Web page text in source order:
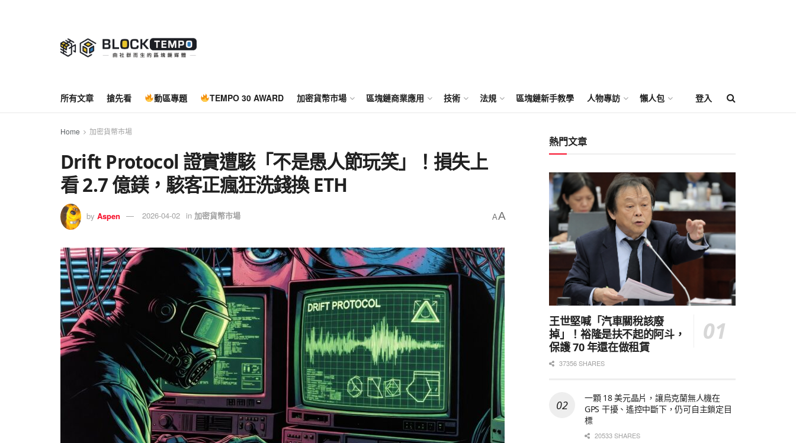
所有文章 搶先看 動區專題 TEMPO 30 AWARD 加密貨幣市場 區塊鏈商業應用 技術 法規 區塊鏈新手教學 人物專訪 懶人包 登入
Home 加密貨幣市場
Drift Protocol 證實遭駭「不是愚人節玩笑」！損失上
看 2.7 億鎂，駭客正瘋狂洗錢換 ETH
by Aspen 2026-04-02 in 加密貨幣市場 AA
熱門文章
王世堅喊「汽車關稅該廢
掉」！裕隆是扶不起的阿斗，
保護 70 年還在做租賃
37356 SHARES
一顆 18 美元晶片，讓烏克蘭無人機在
GPS 干擾、遙控中斷下，仍可自主鎖定目
標
20533 SHARES